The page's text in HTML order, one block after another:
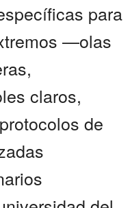
para
—olas
claros,
de